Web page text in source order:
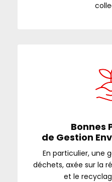
Bonnes
de Gestion
En particulier, une
déchets, axée sur la
et le